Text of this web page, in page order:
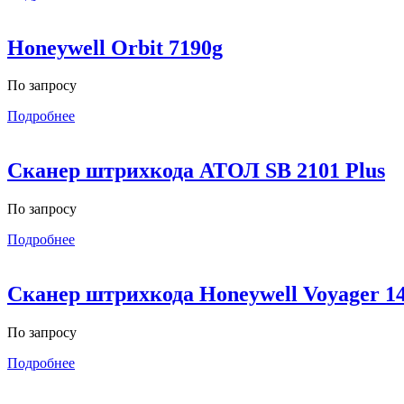
Honeywell Orbit 7190g
По запросу
Подробнее
Сканер штрихкода АТОЛ SB 2101 Plus
По запросу
Подробнее
Сканер штрихкода Honeywell Voyager
По запросу
Подробнее